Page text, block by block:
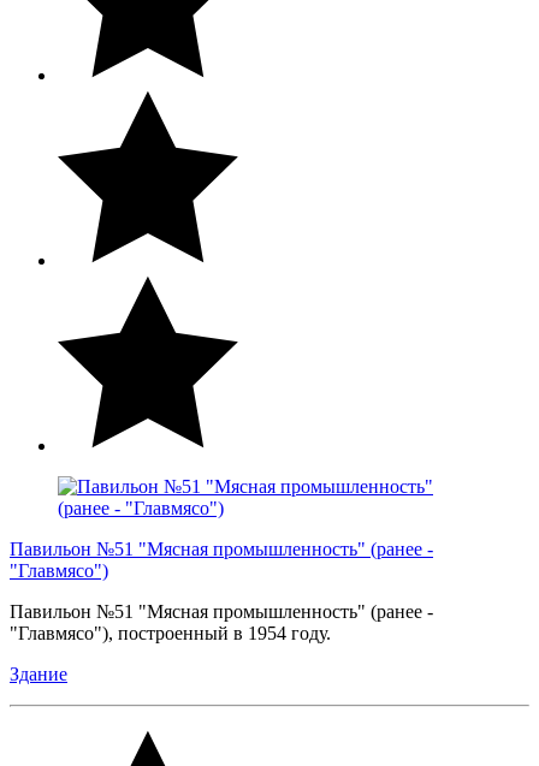
Павильон №51 "Мясная промышленность" (ранее -
"Главмясо")
Павильон №51 "Мясная промышленность" (ранее -
"Главмясо"), построенный в 1954 году.
Здание